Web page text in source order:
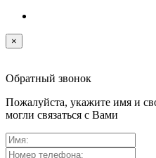
×
Обратный звонок
Пожалуйста, укажите имя и
могли связаться с Вами